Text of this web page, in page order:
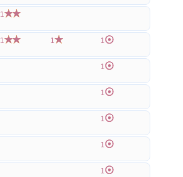
1
1 1 1
1
1
1
1
1